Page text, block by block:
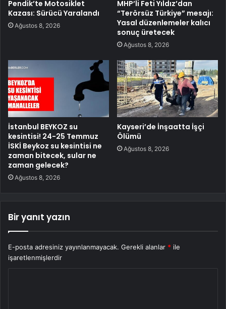
Pendik’te Motosiklet
Kazası: Sürücü Yaralandı
Ağustos 8, 2026
MHP’li Feti Yıldız’dan
“Terörsüz Türkiye” mesajı:
Yasal düzenlemeler kalıcı
sonuç üretecek
Ağustos 8, 2026
İstanbul BEYKOZ su
kesintisi! 24-25 Temmuz
İSKİ Beykoz su kesintisi ne
zaman bitecek, sular ne
zaman gelecek?
Ağustos 8, 2026
Kayseri’de İnşaatta İşçi
Ölümü
Ağustos 8, 2026
Bir yanıt yazın
E-posta adresiniz yayınlanmayacak. Gerekli alanlar * ile
işaretlenmişlerdir